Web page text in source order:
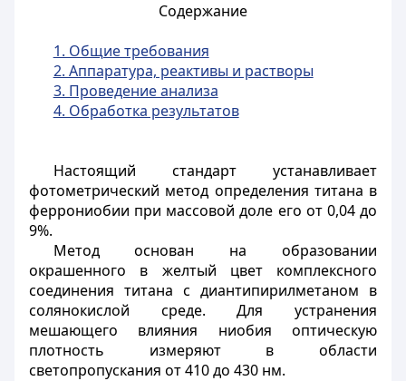
Содержание
1. Общие требования
2. Аппаратура, реактивы и растворы
3. Проведение анализа
4. Обработка результатов
Настоящий стандарт устанавливает
фотометрический метод определения титана в
феррониобии при массовой доле его от 0,04 до
9%.
Метод основан на образовании
окрашенного в желтый цвет комплексного
соединения титана с диантипирилметаном в
солянокислой среде. Для устранения
мешающего влияния ниобия оптическую
плотность измеряют в области
светопропускания от 410 до 430 нм.